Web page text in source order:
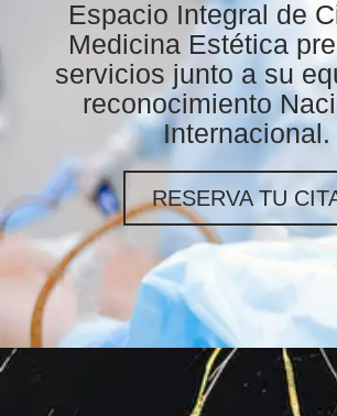
El Dr. Cristian Gänsslen
Espacio Integral de
Medicina Estética
servicios junto a su
reconocimiento
Internacional.
RESERVA TU